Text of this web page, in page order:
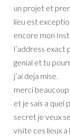
un projet et
lieu est
encore mon
l’address exact
genial et tu
j’ai deja mise.
merci beaucoup
et je sais a quel
secret je veux
visite ces lieux a